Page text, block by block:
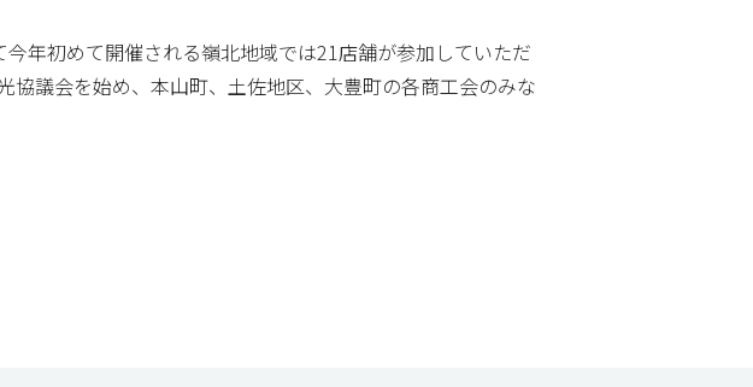
年初めて開催される嶺北地域では21店舗が参加していただ
議会を始め、本山町、土佐地区、大豊町の各商工会のみな